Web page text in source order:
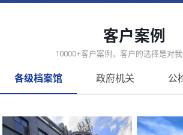
客户案例
10000+客户案例，客户的选择是对
各级档案馆 政府机关 公